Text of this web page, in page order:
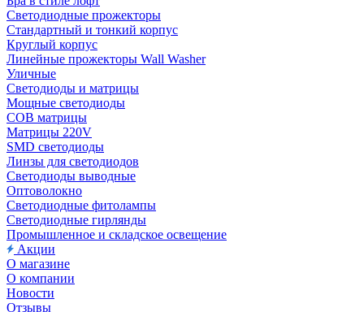
Светодиодные прожекторы
Стандартный и тонкий корпус
Круглый корпус
Линейные прожекторы Wall Washer
Уличные
Светодиоды и матрицы
Мощные светодиоды
COB матрицы
Матрицы 220V
SMD светодиоды
Линзы для светодиодов
Светодиоды выводные
Оптоволокно
Светодиодные фитолампы
Светодиодные гирлянды
Промышленное и складское освещение
Акции
О магазине
О компании
Новости
Отзывы